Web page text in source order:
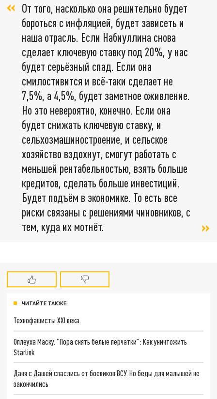
От того, насколько она решительно будет
бороться с инфляцией, будет зависеть и
наша отрасль. Если Набиуллина снова
сделает ключевую ставку под 20%, у нас
будет серьёзный спад. Если она
смилостивится и всё-таки сделает не
7,5%, а 4,5%, будет заметное оживление.
Но это невероятно, конечно. Если она
будет снижать ключевую ставку, и
сельхозмашиностроение, и сельское
хозяйство вздохнут, смогут работать с
меньшей рентабельностью, взять больше
кредитов, сделать больше инвестиций.
Будет подъём в экономике. То есть все
риски связаны с решениями чиновников, с
тем, куда их мотнёт.
ЧИТАЙТЕ ТАКЖЕ:
Технофашисты XXI века
Оплеуха Маску. "Пора снять белые перчатки": Как уничтожить
Starlink
Даня с Дашей спаслись от боевиков ВСУ. Но беды для малышей не
закончились